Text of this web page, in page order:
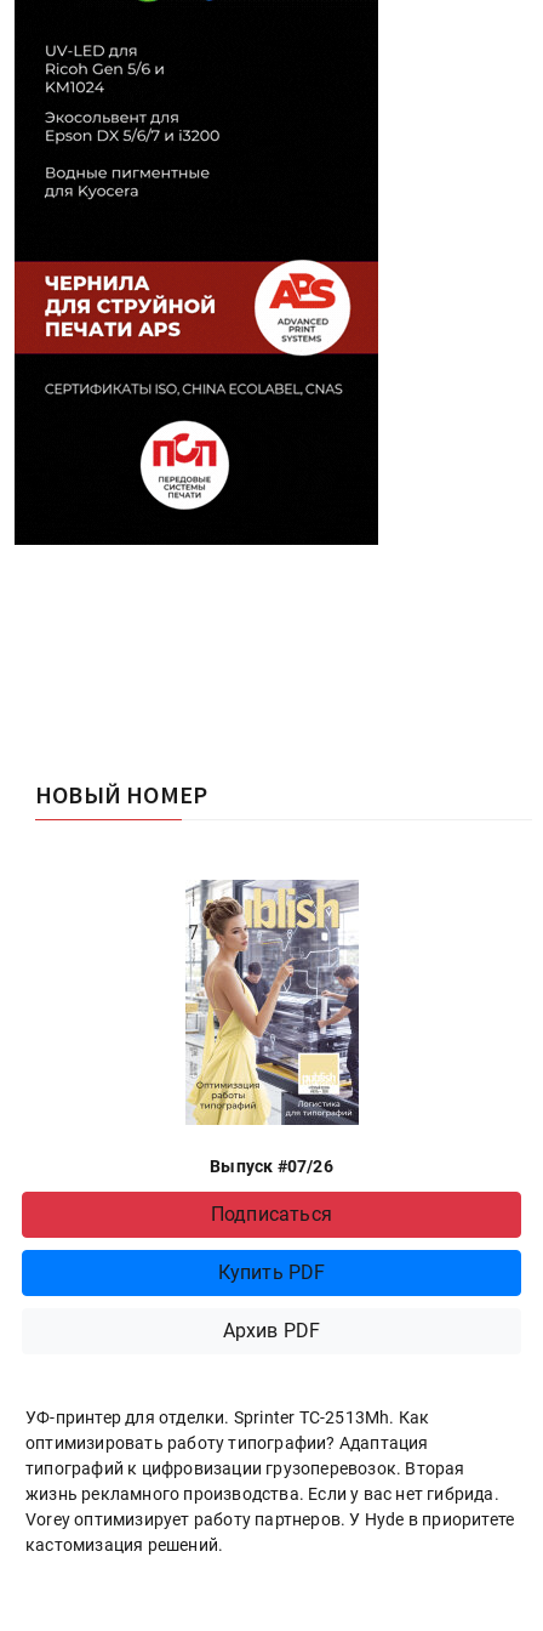
НОВЫЙ НОМЕР
Выпуск #07/26
Подписаться
Купить PDF
Архив PDF
УФ-принтер для отделки. Sprinter ТС-2513Mh. Как
оптимизировать работу типографии? Адаптация
типографий к цифровизации грузоперевозок. Вторая
жизнь рекламного производства. Если у вас нет гибрида.
Vorey оптимизирует работу партнеров. У Hyde в приоритете
кастомизация решений.